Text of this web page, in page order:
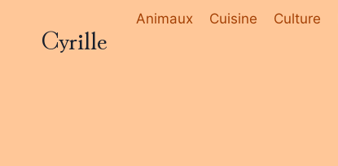
contenuCyrille
Animaux Cuisine Culture